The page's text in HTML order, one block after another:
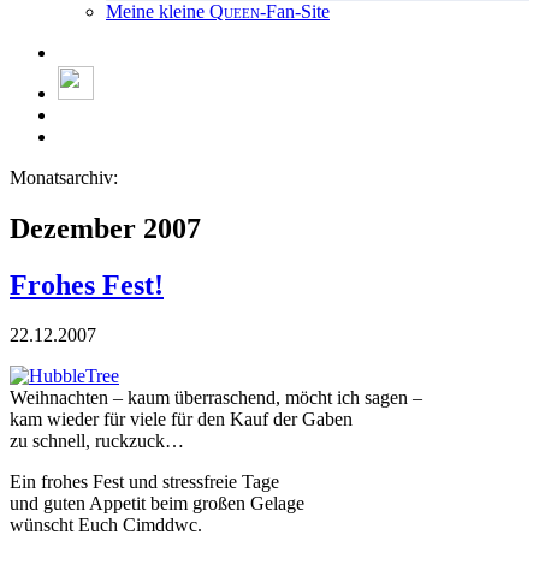
Meine kleine Queen-Fan-Site
Monatsarchiv:
Dezember 2007
Frohes Fest!
22.12.2007
Weihnachten – kaum überraschend, möcht ich sagen –
kam wieder für viele für den Kauf der Gaben
zu schnell, ruckzuck…
Ein frohes Fest und stressfreie Tage
und guten Appetit beim großen Gelage
wünscht Euch Cimddwc.